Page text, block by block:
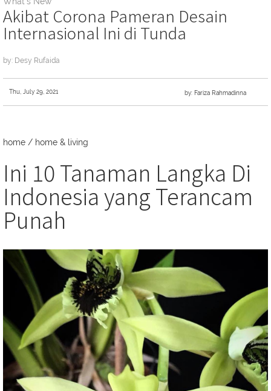
Akibat Corona Pameran Desain
Internasional Ini di Tunda
by: Desy Rufaida
Thu, July 29, 2021 by: Fariza Rahmadinna
home / home & living
Ini 10 Tanaman Langka Di
Indonesia yang Terancam
Punah